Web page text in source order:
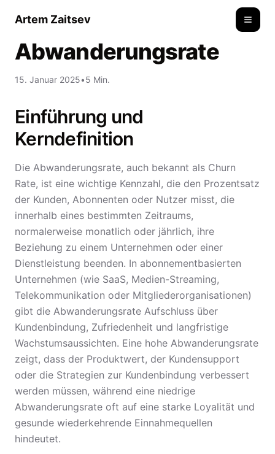
Artem Zaitsev
Abwanderungsrate
15. Januar 2025•5 Min.
Einführung und
Kerndefinition
Die Abwanderungsrate, auch bekannt als Churn
Rate, ist eine wichtige Kennzahl, die den Prozentsatz
der Kunden, Abonnenten oder Nutzer misst, die
innerhalb eines bestimmten Zeitraums,
normalerweise monatlich oder jährlich, ihre
Beziehung zu einem Unternehmen oder einer
Dienstleistung beenden. In abonnementbasierten
Unternehmen (wie SaaS, Medien-Streaming,
Telekommunikation oder Mitgliederorganisationen)
gibt die Abwanderungsrate Aufschluss über
Kundenbindung, Zufriedenheit und langfristige
Wachstumsaussichten. Eine hohe Abwanderungsrate
zeigt, dass der Produktwert, der Kundensupport
oder die Strategien zur Kundenbindung verbessert
werden müssen, während eine niedrige
Abwanderungsrate oft auf eine starke Loyalität und
gesunde wiederkehrende Einnahmequellen
hindeutet.